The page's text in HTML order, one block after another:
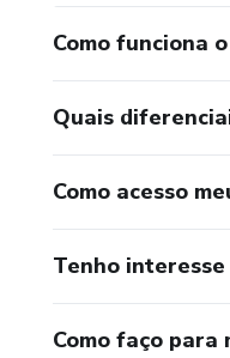
Como funciona
Quais
Como acesso
Tenho
Como faço para